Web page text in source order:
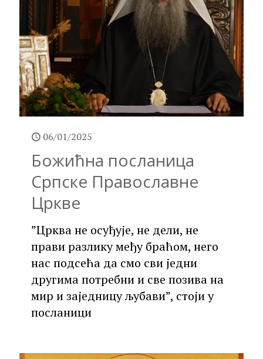
06/01/2025
Божићна посланица
Српске Православне
Цркве
”Црква не осуђује, не дели, не
прави разлику међу браћом, него
нас подсећа да смо сви једни
другима потребни и све позива на
мир и заједницу љубави”, стоји у
посланици